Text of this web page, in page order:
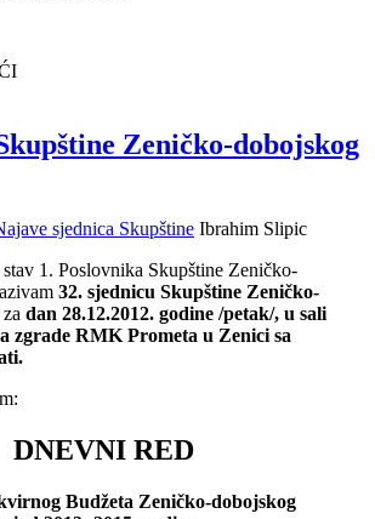
Zeničko-dobojskog
sjednica Skupštine Ibrahim Slipic
1. Poslovnika Skupštine Zeničko-
32. sjednicu Skupštine Zeničko-
za dan 28.12.2012. godine /petak/, u sali
zgrade RMK Prometa u Zenici sa
DNEVNI RED
Budžeta Zeničko-dobojskog